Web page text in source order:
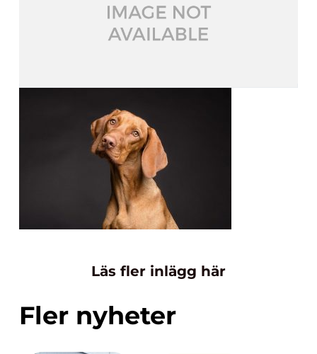
Läs fler inlägg här
Fler nyheter